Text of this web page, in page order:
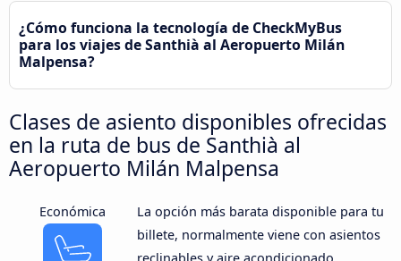
¿Cómo funciona la tecnología de CheckMyBus
para los viajes de Santhià al Aeropuerto Milán
Malpensa?
Clases de asiento disponibles ofrecidas
en la ruta de bus de Santhià al
Aeropuerto Milán Malpensa
Económica
La opción más barata disponible para tu
billete, normalmente viene con asientos